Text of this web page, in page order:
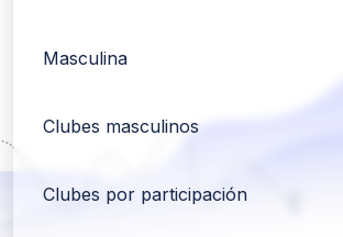
Masculina
Clubes masculinos
Clubes por participación